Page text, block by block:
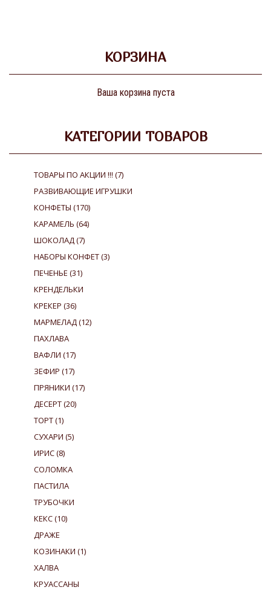
КОРЗИНА
Ваша корзина пуста
КАТЕГОРИИ ТОВАРОВ
ТОВАРЫ ПО АКЦИИ !!! (7)
РАЗВИВАЮЩИЕ ИГРУШКИ
КОНФЕТЫ (170)
КАРАМЕЛЬ (64)
ШОКОЛАД(7)
НАБОРЫ КОНФЕТ(3)
ПЕЧЕНЬЕ (31)
КРЕНДЕЛЬКИ
КРЕКЕР (36)
МАРМЕЛАД(12)
ПАХЛАВА
ВАФЛИ (17)
ЗЕФИР (17)
ПРЯНИКИ (17)
ДЕСЕРТ(20)
ТОРТ(1)
СУХАРИ (5)
ИРИС(8)
СОЛОМКА
ПАСТИЛА
ТРУБОЧКИ
КЕКС(10)
ДРАЖЕ
КОЗИНАКИ (1)
ХАЛВА
КРУАССАНЫ